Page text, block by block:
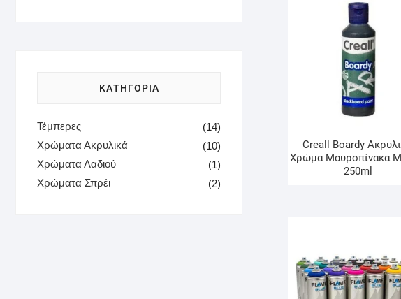
Creall Boardy
Χρώμα Mαυροπίνακα
250ml
ΚΑΤΗΓΟΡΙΑ
Τέμπερες
(14)
Χρώματα Ακρυλικά
(10)
Χρώματα Λαδιού
(1)
Χρώματα Σπρέι
(2)